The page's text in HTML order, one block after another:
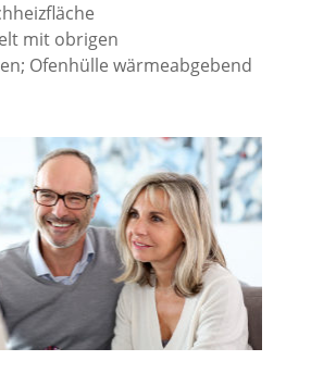
mit obrigen
Ofenhülle wärmeabgebend